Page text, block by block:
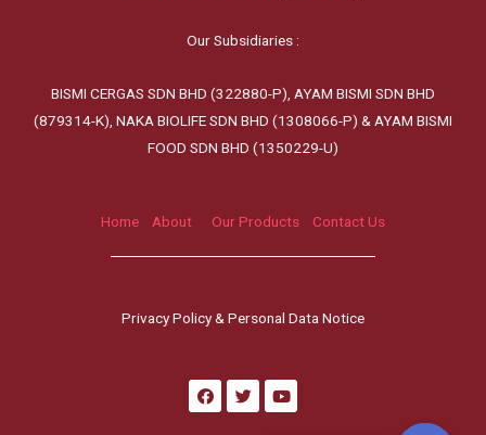
Our Subsidiaries :
BISMI CERGAS SDN BHD (322880-P), AYAM BISMI SDN BHD
(879314-K), NAKA BIOLIFE SDN BHD (1308066-P) & AYAM BISMI
FOOD SDN BHD (1350229-U)
Home About Our Products Contact Us
Privacy Policy & Personal Data Notice